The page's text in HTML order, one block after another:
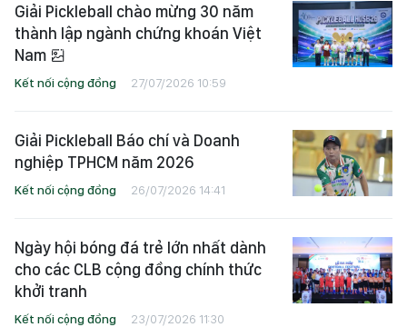
Giải Pickleball chào mừng 30 năm
thành lập ngành chứng khoán Việt
Nam
Kết nối cộng đồng 27/07/2026 10:59
Giải Pickleball Báo chí và Doanh
nghiệp TPHCM năm 2026
Kết nối cộng đồng 26/07/2026 14:41
Ngày hội bóng đá trẻ lớn nhất dành
cho các CLB cộng đồng chính thức
khởi tranh
Kết nối cộng đồng 23/07/2026 11:30